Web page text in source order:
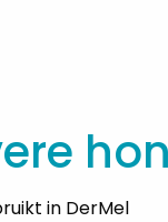
in DerMel